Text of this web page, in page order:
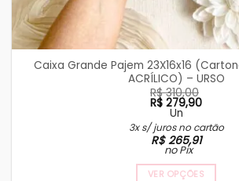
Caixa Grande Pajem 23X16x16
ACRÍLICO) – URSO
R$310,00
O
preço
original
era:
R$ 310,00.
R$ 279,90
O
preço
atual
é:
R$ 279,90.
Un
3x s/ juros no cartão
R$265,91
no Pix
VER OPÇÕES